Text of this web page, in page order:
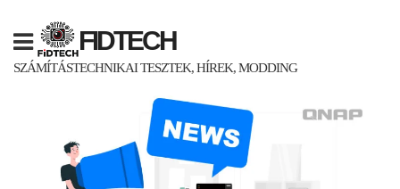
content
FIDTECH
SZÁMÍTÁSTECHNIKAI TESZTEK, HÍREK, MODDING